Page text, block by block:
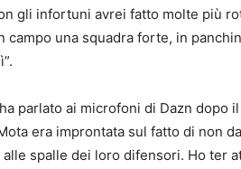
gli infortuni avrei fatto molte più
una squadra forte, in
parlato ai microfoni di Dazn dopo
era improntata sul fatto di non
spalle dei loro difensori. Ho ter